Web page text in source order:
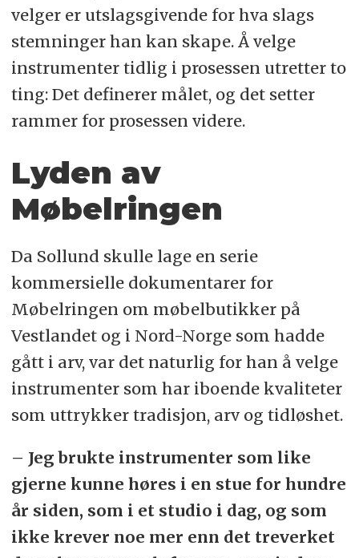
velger er utslagsgivende for hva slags
stemninger han kan skape. Å velge
instrumenter tidlig i prosessen utretter to
ting: Det definerer målet, og det setter
rammer for prosessen videre.
Lyden av
Møbelringen
Da Sollund skulle lage en serie
kommersielle dokumentarer for
Møbelringen om møbelbutikker på
Vestlandet og i Nord-Norge som hadde
gått i arv, var det naturlig for han å velge
instrumenter som har iboende kvaliteter
som uttrykker tradisjon, arv og tidløshet.
– Jeg brukte instrumenter som like
gjerne kunne høres i en stue for hundre
år siden, som i et studio i dag, og som
ikke krever noe mer enn det treverket